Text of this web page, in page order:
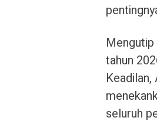
tahun
Keadilan,
seluruh